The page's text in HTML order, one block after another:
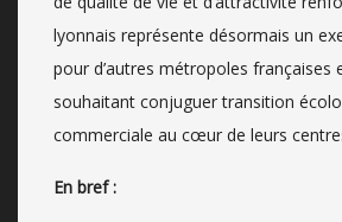
lyonnais représente désormais un
pour d’autres métropoles françaises
souhaitant conjuguer transition
commerciale au cœur de leurs
En bref :